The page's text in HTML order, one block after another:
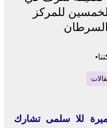
للمركز
•
للا سلمى تشارك